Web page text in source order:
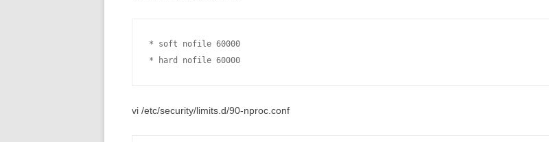
* soft nofile 60000
vi /etc/security/limits.d/90-nproc.conf